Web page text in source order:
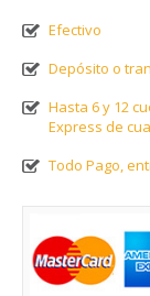
Efectivo
Depósito o
Hasta 6 y 12
Express de
Todo Pago,